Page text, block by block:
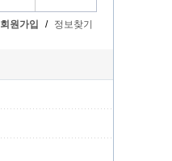
회원가입 / 정보찾기